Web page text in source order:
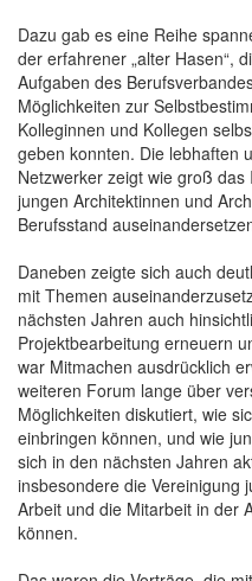
Dazu gab es eine Reihe
der erfahrener „alter Hasen“,
Aufgaben des
Möglichkeiten zur
Kolleginnen und Kollegen
geben konnten. Die lebhaften
Netzwerker zeigt wie groß
jungen Architektinnen und
Berufsstand
Daneben zeigte sich auch
mit Themen
nächsten Jahren auch
Projektbearbeitung erneuern
war Mitmachen ausdrücklich
weiteren Forum lange über
Möglichkeiten diskutiert, wie
einbringen können, und wie
sich in den nächsten Jahren
insbesondere die Vereinigung
Arbeit und die Mitarbeit in der
können.